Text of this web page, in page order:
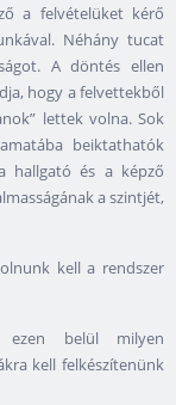
a felvételüket kérő
Néhány tucat
A döntés ellen
hogy a felvettekből
lettek volna. Sok
beiktathatók
hallgató és a képző
a szintjét,
kell a rendszer
belül milyen
kell felkészítenünk